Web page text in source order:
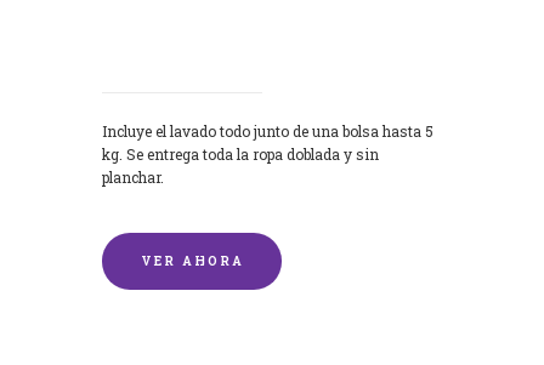
Incluye el lavado todo junto de una bolsa hasta 5
kg. Se entrega toda la ropa doblada y sin
planchar.
VER AHORA